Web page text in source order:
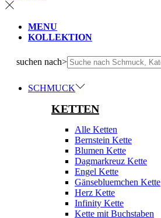
MENU
KOLLEKTION
suchen nach>
SCHMUCK
KETTEN
Alle Ketten
Bernstein Kette
Blumen Kette
Dagmarkreuz Kette
Engel Kette
Gänsebluemchen Kette
Herz Kette
Infinity Kette
Kette mit Buchstaben